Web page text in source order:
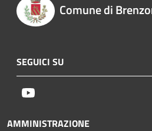
Comune di
SEGUICI SU
AMMINISTRAZIONE